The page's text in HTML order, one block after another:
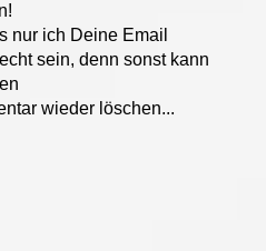
nur ich Deine Email
sein, denn sonst kann
wieder löschen...